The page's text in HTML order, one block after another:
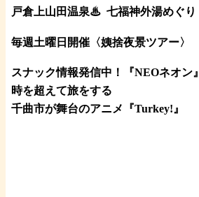
戸倉上山田温泉♨ 七福神外湯めぐり
毎週土曜日開催〈姨捨夜景ツアー〉
スナック情報発信中！『NEOネオン』
時を超えて旅をする
千曲市が舞台のアニメ『Turkey!』